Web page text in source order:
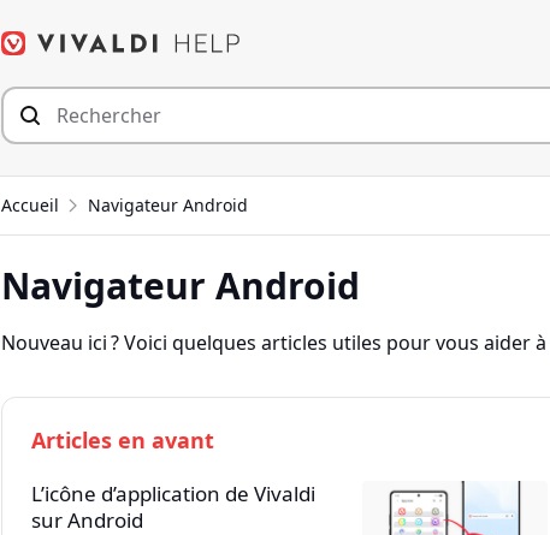
Accueil Navigateur Android
Navigateur Android
Nouveau ici ? Voici quelques articles utiles pour vous aider à
Articles en avant
L’icône d’application de Vivaldi
sur Android